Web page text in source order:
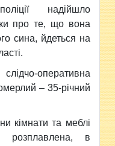
надійшло
про те, що вона
сина, йдеться на
оперативна
– 35-річний
кімнати та меблі
розплавлена, в